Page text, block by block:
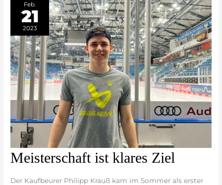
Feb.
21
2023
Meisterschaft ist klares Ziel
Der Kaufbeurer Philipp Krauß kam im Sommer als erster
Meisterschaft
ist
klares